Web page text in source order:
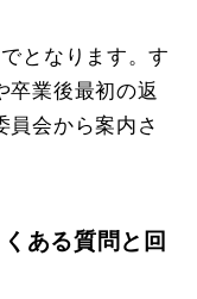
となります。す
卒業後最初の返
員会から案内さ
ある質問と回